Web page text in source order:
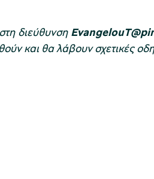
διεύθυνση EvangelouT
και θα λάβουν σχετικές